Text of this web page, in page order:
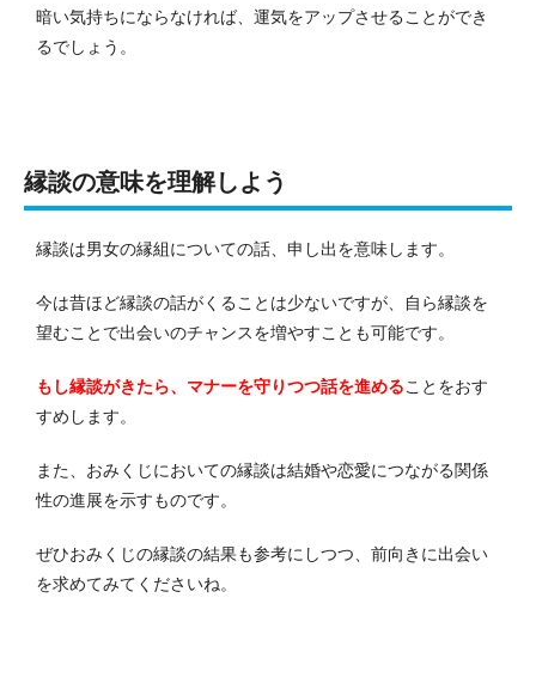
暗い気持ちにならなければ、運気をアップさせることができ
るでしょう。
縁談の意味を理解しよう
縁談は男女の縁組についての話、申し出を意味します。
今は昔ほど縁談の話がくることは少ないですが、自ら縁談を
望むことで出会いのチャンスを増やすことも可能です。
もし縁談がきたら、マナーを守りつつ話を進めることをおす
すめします。
また、おみくじにおいての縁談は結婚や恋愛につながる関係
性の進展を示すものです。
ぜひおみくじの縁談の結果も参考にしつつ、前向きに出会い
を求めてみてくださいね。